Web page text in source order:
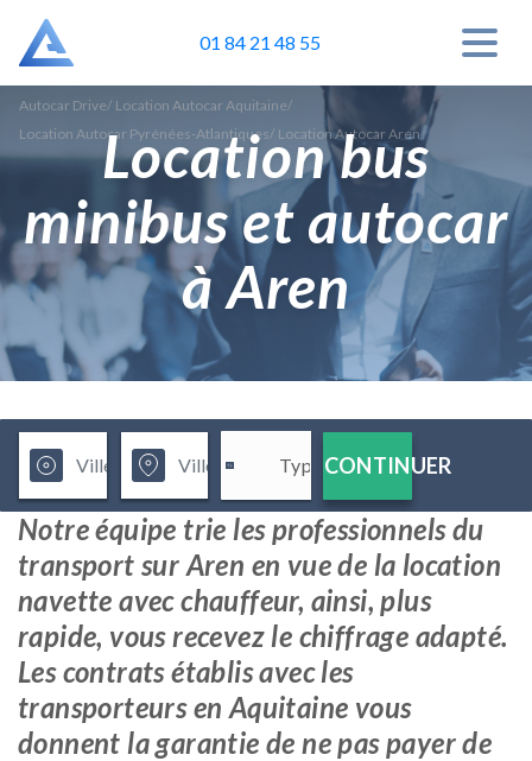
01 84 21 48 55
Autocar Drive/ Location Autocar Aquitaine/
Location Autocar Pyrénées-Atlantiques/ Location Autocar Aren
Location bus
minibus et autocar
à Aren
CONTINUER
Notre équipe trie les professionnels du
transport sur Aren en vue de la location
navette avec chauffeur, ainsi, plus
rapide, vous recevez le chiffrage adapté.
Les contrats établis avec les
transporteurs en Aquitaine vous
donnent la garantie de ne pas payer de